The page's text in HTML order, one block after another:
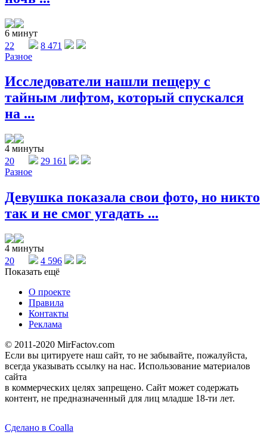
6 минут
22
8 471
Разное
Исследователи нашли пещеру с
тайным лифтом, который спускался
на ...
4 минуты
20
29 161
Разное
Девушка показала свои фото, но никто
так и не смог угадать ...
4 минуты
20
4 596
Показать ещё
О проекте
Правила
Контакты
Реклама
© 2011-2020 MirFactov.com
Если вы цитируете наш сайт, то не забывайте, пожалуйста,
всегда указывать ссылку на нас. Использование материалов
сайта
в коммерческих целях запрещено. Сайт может содержать
контент, не предназначенный для лиц младше 18-ти лет.
Сделано в Coalla